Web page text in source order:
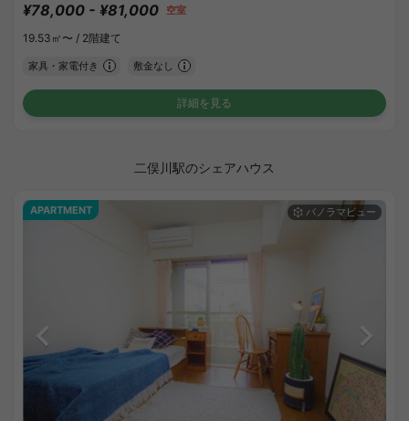
¥78,000 - ¥81,000 空室
19.53㎡〜 / 2階建て
家具・家電付き 敷金なし
詳細を見る
二俣川駅のシェアハウス
APARTMENT